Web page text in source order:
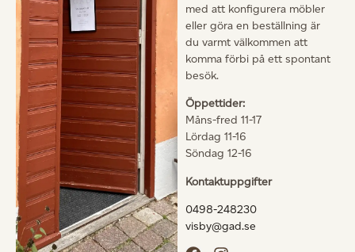
med att konfigurera möbler
eller göra en beställning är
du varmt välkommen att
komma förbi på ett spontant
besök.
Öppettider:
Måns-fred 11-17
Lördag 11-16
Söndag 12-16
Kontaktuppgifter
0498-248230
visby@gad.se